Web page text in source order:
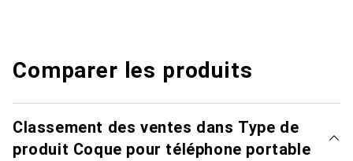
Comparer les produits
Classement des ventes dans Type de
produit Coque pour téléphone portable